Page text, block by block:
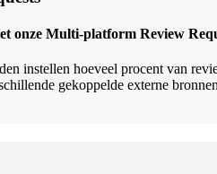
onze Multi-platform Review
instellen hoeveel procent van
gekoppelde externe